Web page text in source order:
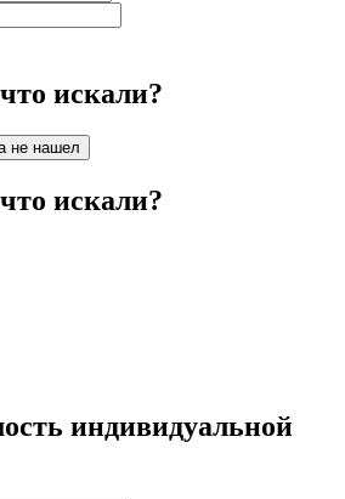
искали?
не нашел
искали?
индивидуальной